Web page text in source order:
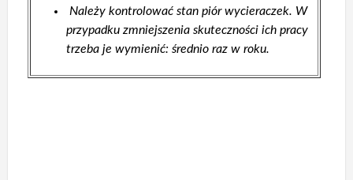
Należy kontrolować stan piór wycieraczek. W
przypadku zmniejszenia skuteczności ich pracy
trzeba je wymienić: średnio raz w roku.